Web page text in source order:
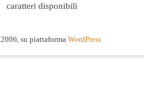
caratteri disponibili
2006, su piattaforma WordPress